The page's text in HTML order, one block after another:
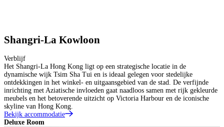
Shangri-La Kowloon
Verblijf
Het Shangri-La Hong Kong ligt op een strategische locatie in de
dynamische wijk Tsim Sha Tui en is ideaal gelegen voor stedelijke
ontdekkingen in het winkel- en uitgaansgebied van de stad. De verfijnde
inrichting met Aziatische invloeden gaat naadloos samen met rijk gekleurde
meubels en het betoverende uitzicht op Victoria Harbour en de iconische
skyline van Hong Kong.
Bekijk accommodatie
Deluxe Room